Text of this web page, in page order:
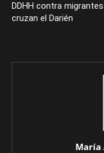
DDHH contra
cruzan el Darién
María